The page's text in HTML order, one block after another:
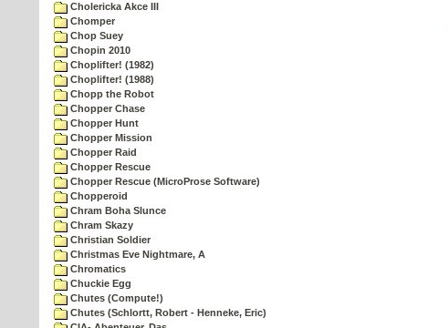
Cholericka Akce III
Chomper
Chop Suey
Chopin 2010
Choplifter! (1982)
Choplifter! (1988)
Chopp the Robot
Chopper Chase
Chopper Hunt
Chopper Mission
Chopper Raid
Chopper Rescue
Chopper Rescue (MicroProse Software)
Chopperoid
Chram Boha Slunce
Chram Skazy
Christian Soldier
Christmas Eve Nightmare, A
Chromatics
Chuckie Egg
Chutes (Compute!)
Chutes (Schlortt, Robert - Henneke, Eric)